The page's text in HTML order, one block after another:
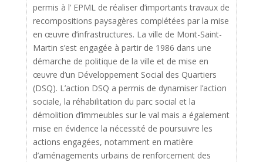
permis à l’ EPML de réaliser d’importants travaux de
recompositions paysagères complétées par la mise
en œuvre d’infrastructures. La ville de Mont-Saint-
Martin s’est engagée à partir de 1986 dans une
démarche de politique de la ville et de mise en
œuvre d’un Développement Social des Quartiers
(DSQ). L’action DSQ a permis de dynamiser l’action
sociale, la réhabilitation du parc social et la
démolition d’immeubles sur le val mais a également
mise en évidence la nécessité de poursuivre les
actions engagées, notamment en matière
d’aménagements urbains de renforcement des